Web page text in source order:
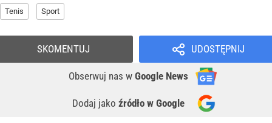
Tenis Sport
UDOSTĘPNIJ
Obserwuj nas w Google News
Dodaj jako źródło w Google
SKOMENTUJ